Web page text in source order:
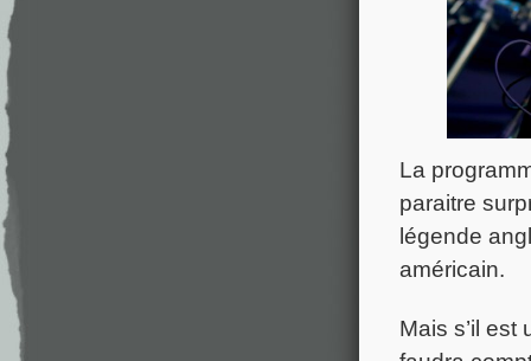
La
paraitre
légende
américain.
Mais s’il est